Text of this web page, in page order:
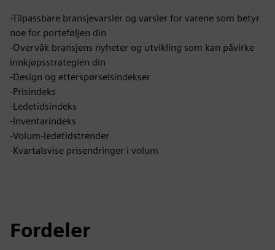
-Tilpassbare bransjevarsler og varsler for varene som betyr
noe for porteføljen din
-Overvåk bransjens nyheter og utvikling som kan påvirke
innkjøpsstrategien din
-Design og etterspørselsindekser
-Prisindeks
-Ledetidsindeks
-Inventarindeks
-Volum-ledetidstrender
-Kvartalsvise prisendringer i volum
Fordeler